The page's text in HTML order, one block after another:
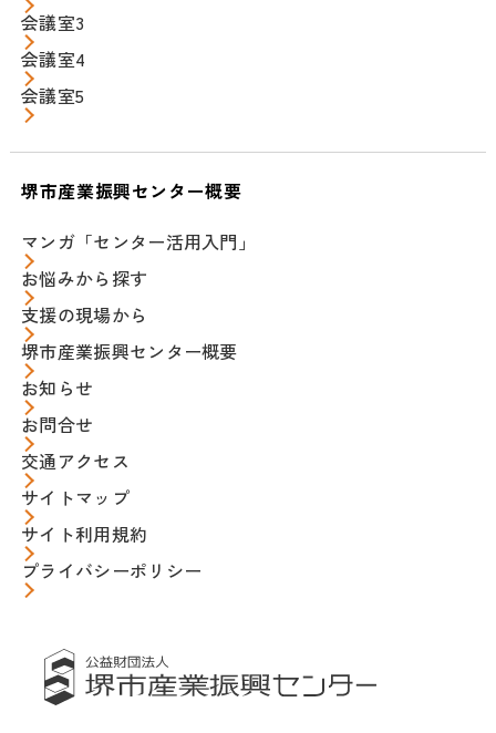
会議室3
会議室4
会議室5
堺市産業振興センター概要
マンガ「センター活用入門」
お悩みから探す
支援の現場から
堺市産業振興センター概要
お知らせ
お問合せ
交通アクセス
サイトマップ
サイト利用規約
プライバシーポリシー